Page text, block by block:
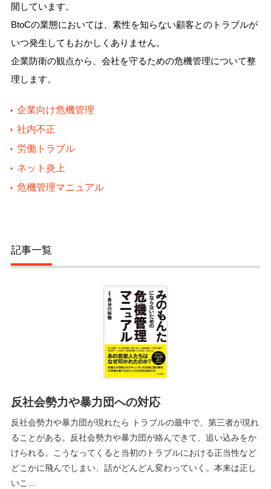
開しています。
BtoCの業態においては、素性を知らない顧客とのトラブルが
いつ発生してもおかしくありません。
企業防衛の観点から、会社を守るための危機管理について整
理します。
企業向け危機管理
社内不正
労働トラブル
ネット炎上
危機管理マニュアル
記事一覧
反社会勢力や暴力団への対応
反社会勢力や暴力団が現れたら トラブルの最中で、第三者が現れ
ることがある。反社会勢力や暴力団が絡んできて、追い込みをか
けられる。こうなってくると当初のトラブルにおける正当性など
どこかに飛んでしまい、話がどんどん変わっていく。本来は正し
いこ…